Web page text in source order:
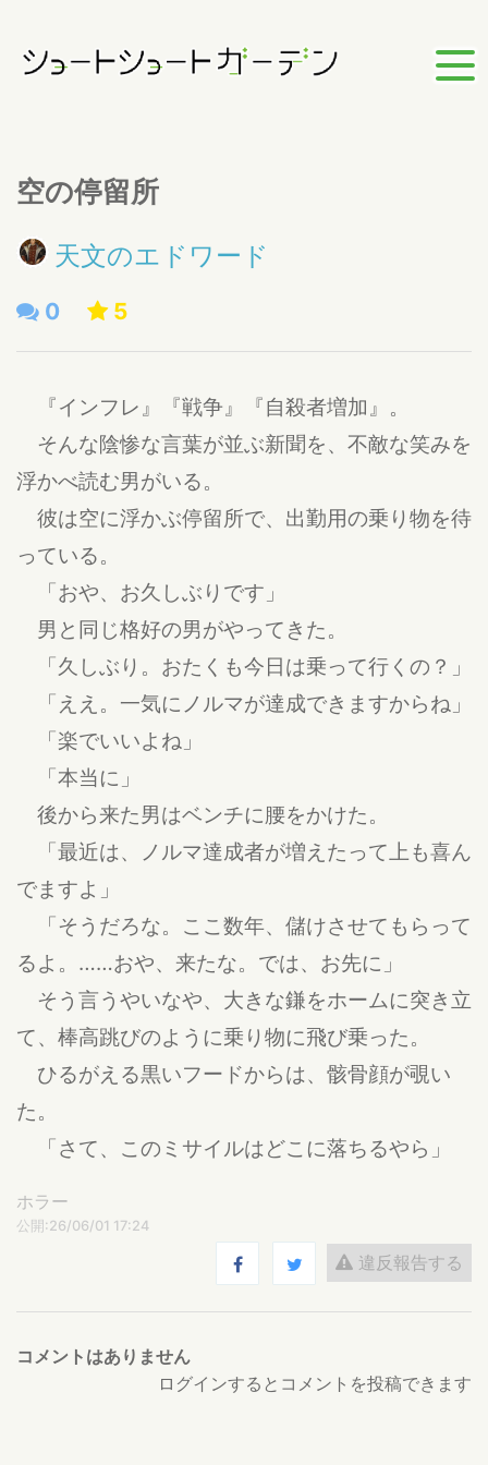
空の停留所
天文のエドワード
0 5
『インフレ』『戦争』『自殺者増加』。
そんな陰惨な言葉が並ぶ新聞を、不敵な笑みを
浮かべ読む男がいる。
彼は空に浮かぶ停留所で、出勤用の乗り物を待
っている。
「おや、お久しぶりです」
男と同じ格好の男がやってきた。
「久しぶり。おたくも今日は乗って行くの？」
「ええ。一気にノルマが達成できますからね」
「楽でいいよね」
「本当に」
後から来た男はベンチに腰をかけた。
「最近は、ノルマ達成者が増えたって上も喜ん
でますよ」
「そうだろな。ここ数年、儲けさせてもらって
るよ。……おや、来たな。では、お先に」
そう言うやいなや、大きな鎌をホームに突き立
て、棒高跳びのように乗り物に飛び乗った。
ひるがえる黒いフードからは、骸骨顔が覗い
た。
「さて、このミサイルはどこに落ちるやら」
ホラー
公開:26/06/01 17:24
違反報告する
コメントはありません
ログインするとコメントを投稿できます